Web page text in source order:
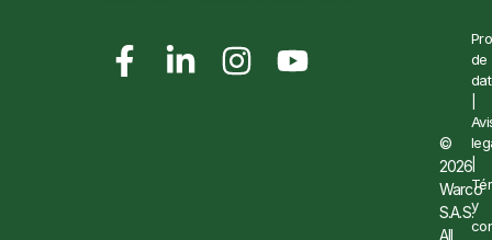
©
2026
Warco
S.A.S.
All
de
|
y